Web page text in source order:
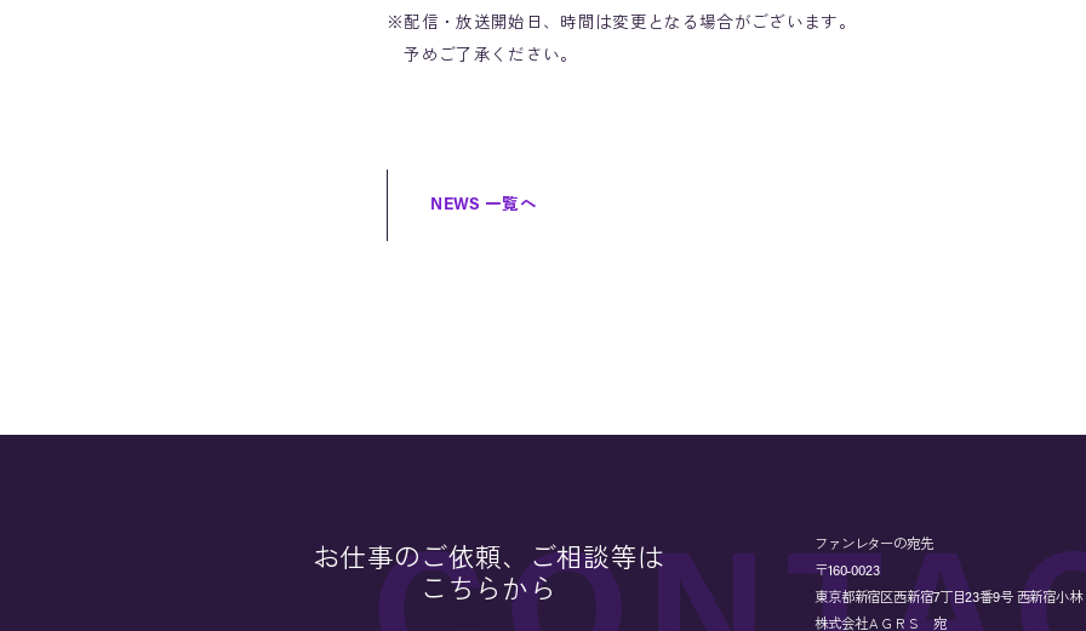
※配信・放送開始日、時間は変更となる場合がございます。
予めご了承ください。
NEWS 一覧へ
お仕事のご依頼、ご相談等は
こちらから
ファンレターの宛先
〒160-0023
東京都新宿区西新宿7丁目23番9号 西新宿小林
株式会社ＡＧＲＳ 宛